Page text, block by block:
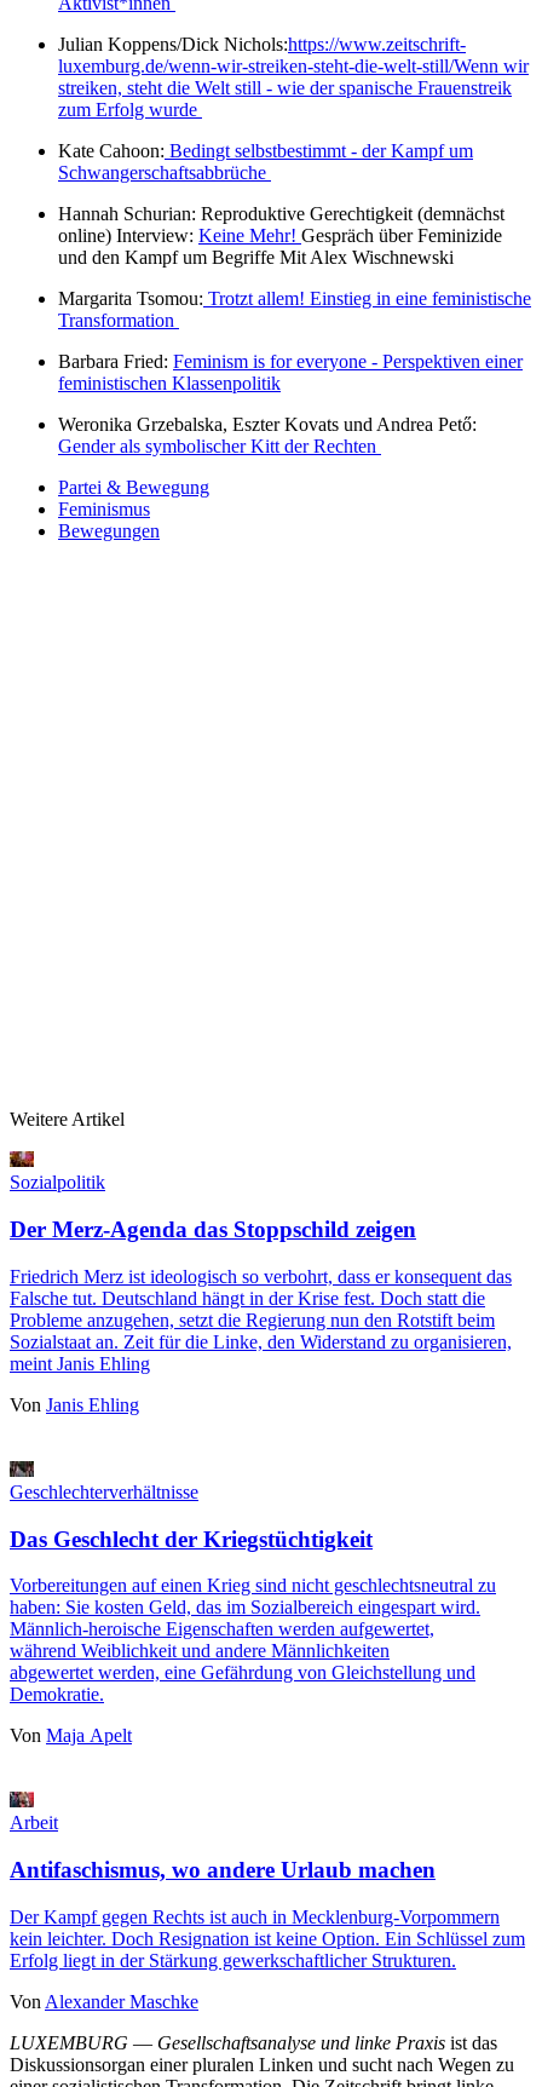
Julian Koppens/Dick Nichols:https://www.zeitschrift-
luxemburg.de/wenn-wir-streiken-steht-die-welt-still/Wenn wir
streiken, steht die Welt still - wie der spanische Frauenstreik
zum Erfolg wurde
Kate Cahoon: Bedingt selbstbestimmt - der Kampf um
Schwangerschaftsabbrüche
Hannah Schurian: Reproduktive Gerechtigkeit (demnächst
online) Interview: Keine Mehr! Gespräch über Feminizide
und den Kampf um Begriffe Mit Alex Wischnewski
Margarita Tsomou: Trotzt allem! Einstieg in eine feministische
Transformation
Barbara Fried: Feminism is for everyone - Perspektiven einer
feministischen Klassenpolitik
Weronika Grzebalska, Eszter Kovats und Andrea Pető:
Gender als symbolischer Kitt der Rechten
Partei & Bewegung
Feminismus
Bewegungen
Weitere Artikel
Sozialpolitik
Der Merz-Agenda das Stoppschild zeigen
Friedrich Merz ist ideologisch so verbohrt, dass er konsequent das
Falsche tut. Deutschland hängt in der Krise fest. Doch statt die
Probleme anzugehen, setzt die Regierung nun den Rotstift beim
Sozialstaat an. Zeit für die Linke, den Widerstand zu organisieren,
meint Janis Ehling
Von Janis Ehling
Geschlechterverhältnisse
Das Geschlecht der Kriegstüchtigkeit
Vorbereitungen auf einen Krieg sind nicht geschlechtsneutral zu
haben: Sie kosten Geld, das im Sozialbereich eingespart wird.
Männlich-heroische Eigenschaften werden aufgewertet,
während Weiblichkeit und andere Männlichkeiten
abgewertet werden, eine Gefährdung von Gleichstellung und
Demokratie.
Von Maja Apelt
Arbeit
Antifaschismus, wo andere Urlaub machen
Der Kampf gegen Rechts ist auch in Mecklenburg-Vorpommern
kein leichter. Doch Resignation ist keine Option. Ein Schlüssel zum
Erfolg liegt in der Stärkung gewerkschaftlicher Strukturen.
Von Alexander Maschke
LUXEMBURG — Gesellschaftsanalyse und linke Praxis ist das
Diskussionsorgan einer pluralen Linken und sucht nach Wegen zu